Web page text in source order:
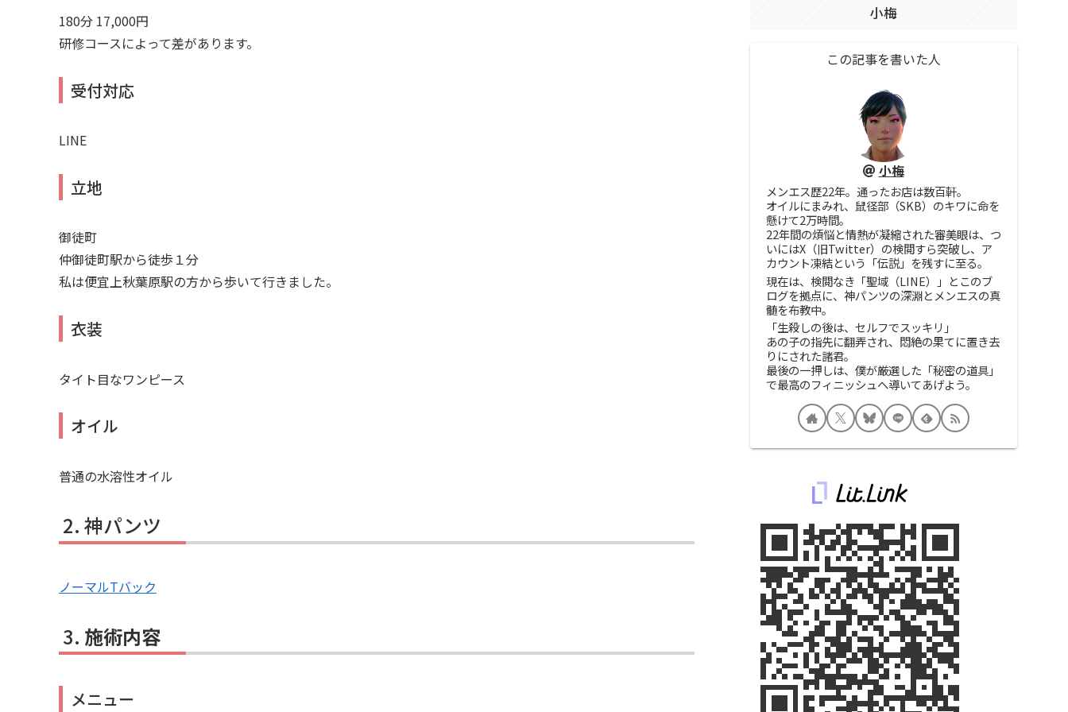
180分 17,000円
研修コースによって差があります。
受付対応
LINE
立地
御徒町
仲御徒町駅から徒歩１分
私は便宜上秋葉原駅の方から歩いて行きました。
衣装
タイト目なワンピース
オイル
普通の水溶性オイル
神パンツ
ノーマルTバック
施術内容
メニュー
小梅
この記事を書いた人
小梅
メンエス歴22年。通ったお店は数百軒。
オイルにまみれ、鼠径部（SKB）のキワに命を
懸けて2万時間。
22年間の煩悩と情熱が凝縮された審美眼は、つ
いにはX（旧Twitter）の検閲すら突破し、ア
カウント凍結という「伝説」を残すに至る。
現在は、検閲なき「聖域（LINE）」とこのブ
ログを拠点に、神パンツの深淵とメンエスの真
髄を布教中。
「生殺しの後は、セルフでスッキリ」
あの子の指先に翻弄され、悶絶の果てに置き去
りにされた諸君。
最後の一押しは、僕が厳選した「秘密の道具」
で最高のフィニッシュへ導いてあげよう。